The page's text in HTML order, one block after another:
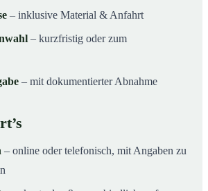
– inklusive Material & Anfahrt
– kurzfristig oder zum
– mit dokumentierter Abnahme
– online oder telefonisch, mit Angaben zu